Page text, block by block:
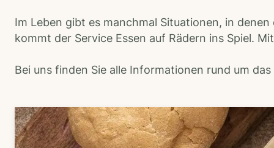
Im Leben gibt es manchmal Situationen, in
kommt der Service Essen auf Rädern ins Spiel.
Bei uns finden Sie alle Informationen rund um